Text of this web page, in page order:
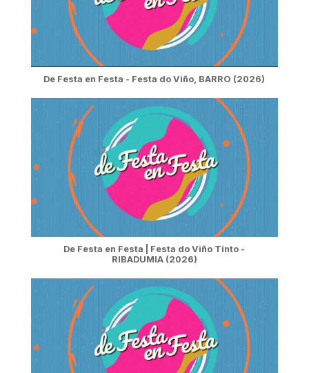
De Festa en Festa - Festa do Viño, BARRO (2026)
De Festa en Festa | Festa do Viño Tinto -
RIBADUMIA (2026)